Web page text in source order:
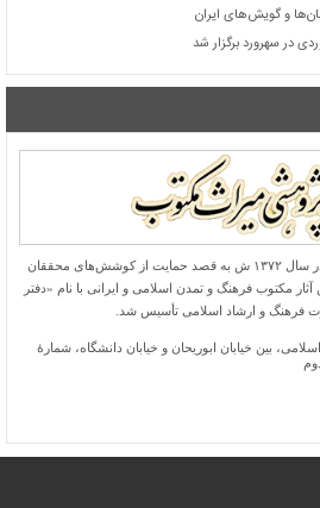
و گویش‌های ایران
در سهرورد برگزار شد
مؤسسه پژوهشی میراث مكتوب در سال ۱۳۷۲ ش به قصد حمایت از كوشش‌های محققان
مكتوب فرهنگ و تمدن اسلامی و ایرانی با نام «دفتر
فرهنگ و ارشاد اسلامی تأسیس شد.
بین خیابان ابوریحان و خیابان دانشگاه، شمارۀ